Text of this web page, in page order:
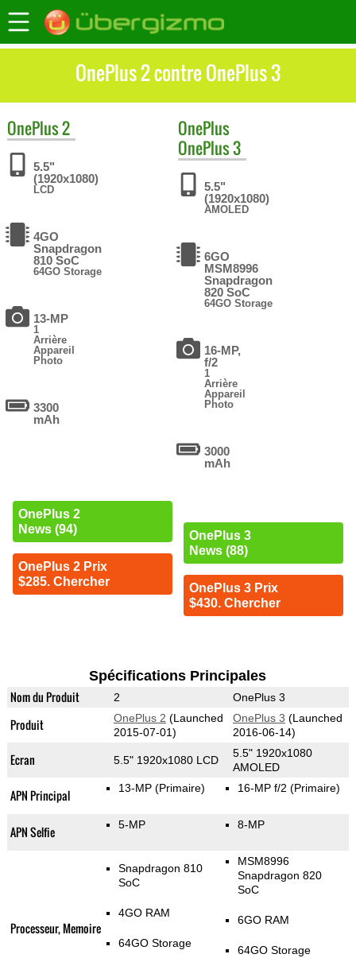
OnePlus 2 contre OnePlus 3
OnePlus2
5.5"
(1920x1080)
LCD
4GO
Snapdragon
810 SoC
64GO Storage
13-MP
1
Arrière
Appareil
Photo
3300
mAh
OnePlus 2
News (94)
OnePlus 2 Prix
$285. Chercher
OnePlus
OnePlus 3
5.5"
(1920x1080)
AMOLED
6GO
MSM8996
Snapdragon
820 SoC
64GO Storage
16-MP,
f/2
1
Arrière
Appareil
Photo
3000
mAh
OnePlus 3
News (88)
OnePlus 3 Prix
$430. Chercher
Spécifications Principales
Nom du Produit 2 OnePlus 3
Produit OnePlus 2 (Launched
2015-07-01)
OnePlus 3 (Launched
2016-06-14)
Ecran 5.5" 1920x1080 LCD
5.5" 1920x1080
AMOLED
APN Principal 13-MP (Primaire) 16-MP f/2 (Primaire)
APN Selfie 5-MP 8-MP
Processeur, Memoire
Snapdragon 810
SoC
4GO RAM
64GO Storage
MSM8996
Snapdragon 820
SoC
6GO RAM
64GO Storage